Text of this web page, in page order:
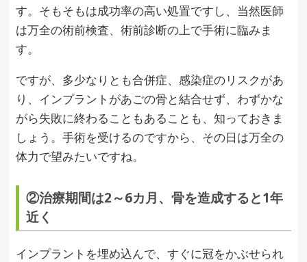
す。そもそもは成功率の高い処置ですし、当然医師
は万全の術前検査、術前診断の上で手術に臨みま
す。
ですが、多少なりとも合併症、感染症のリスクがあ
り、インプラントがあごの骨と結合せず、わずかな
がら失敗に終わることもあることも、知っておきま
しょう。手術を受けるのですから、その日は万全の
体力で望みたいですね。
②治療期間は2～6カ月、骨を造成すると1年
近く
インプラントを埋め込んで、すぐに冠をかぶせられ